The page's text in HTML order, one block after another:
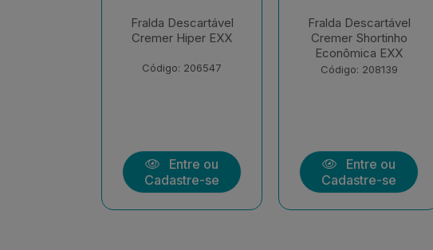
Fralda Descartável
Cremer Shortinho
Código: 208139
Entre ou
Cadastre-se
Fralda Descartável
Cremer Magic Care
Econômica G 30
Unidades
Entre ou
Cadastre-se